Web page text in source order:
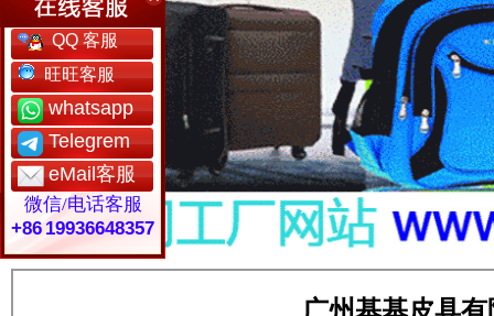
QQ 客服
旺旺客服
whatsapp
Telegrem
eMail客服
微信/电话客服
+86 19936648357